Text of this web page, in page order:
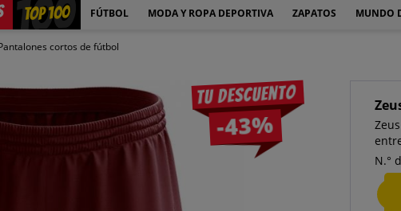
TOP 100 FÚTBOL MODA Y ROPA DEPORTIVA ZAPATOS MUNDO
cortos de fútbol
Tu descuento
-43%
N.°